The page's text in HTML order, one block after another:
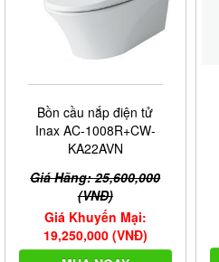
Bồn cầu nắp điện tử
Inax AC-1008R+CW-
KA22AVN
Giá Hãng: 25,600,000
(VNĐ)
Giá Khuyến Mại:
19,250,000 (VNĐ)